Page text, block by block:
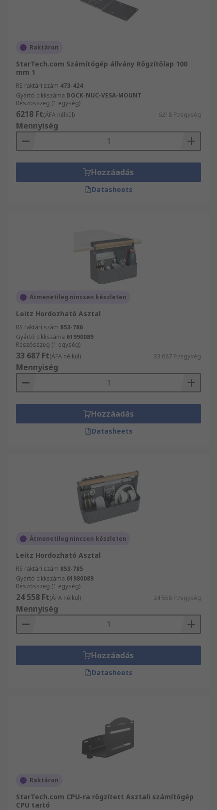
Raktáron
StarTech.com Számítógép állvány Rögzítőlap 100
mm 1
RS raktári szám 473-424
Gyártó cikkszáma DOCK-NUC-VESA-MOUNT
Részösszeg (1 egység)
6218 Ft(ÁFA nélkül) 6218 Ft/egység
Mennyiség
Hozzáadás
Datasheets
Átmenetileg nincsen készleten
Leitz Hordozható Asztal
RS raktári szám 853-786
Gyártó cikkszáma 61990089
Részösszeg (1 egység)
33 687 Ft(ÁFA nélkül) 33 687 Ft/egység
Mennyiség
Hozzáadás
Datasheets
Átmenetileg nincsen készleten
Leitz Hordozható Asztal
RS raktári szám 853-785
Gyártó cikkszáma 61980089
Részösszeg (1 egység)
24 558 Ft(ÁFA nélkül) 24 558 Ft/egység
Mennyiség
Hozzáadás
Datasheets
Raktáron
StarTech.com CPU-ra rögzített Asztali számítógép
CPU tartó